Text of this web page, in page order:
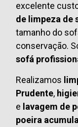
excelente
de limpeza de
tamanho do
conservação.
sofá
Realizamos
Prudente,
e lavagem de
poeira